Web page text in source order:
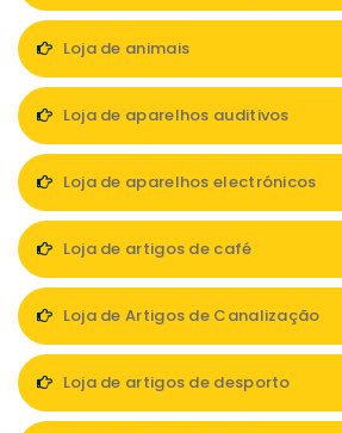
Loja de animais
Loja de aparelhos auditivos
Loja de aparelhos electrónicos
Loja de artigos de café
Loja de Artigos de Canalização
Loja de artigos de desporto